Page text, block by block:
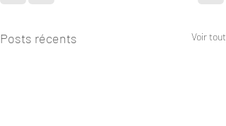
Posts récents Voir tout